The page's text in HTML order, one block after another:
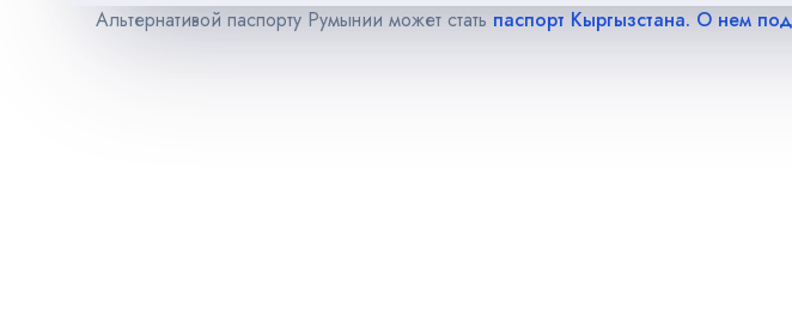
Альтернативой паспорту Румынии может стать паспорт Кыргызстана. О нем